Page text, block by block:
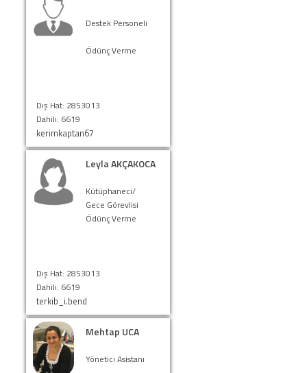
Destek Personeli
Ödünç Verme
Dış Hat: 2853013
Dahili: 6619
kerimkaptan67
Leyla AKÇAKOCA
Kütüphaneci/
Gece Görevlisi
Ödünç Verme
Dış Hat: 2853013
Dahili: 6619
terkib_i.bend
Mehtap UCA
Yönetici Asistanı